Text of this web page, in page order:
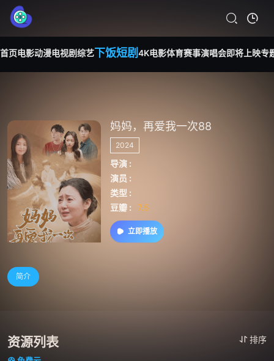
首页电影动漫电视剧综艺下饭短剧 4K电影体育赛事演唱会即将上映专
妈妈，再爱我一次88
2024
导演 :
演员 :
类型 :
豆瓣 :
7.5
立即播放
简介
资源列表 排序